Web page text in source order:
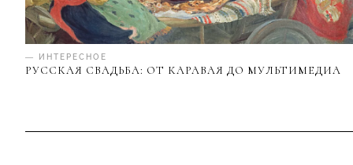
— ИНТЕРЕСНОЕ
РУССКАЯ СВАДЬБА: ОТ КАРАВАЯ ДО МУЛЬТИМЕДИА